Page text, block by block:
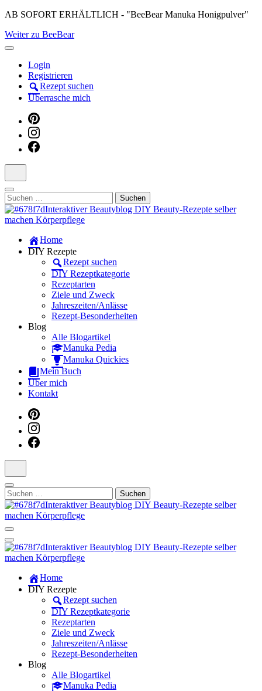
Skip
content
(Press
AB SOFORT ERHÄLTLICH - "BeeBear Manuka Honigpulver"
Weiter zu BeeBear
Login
Registrieren
Rezept suchen
Überrasche mich
Suchen
nach:
Manuka Magic – Natürlich schön:
Dein interaktiver DIY Beautyblog
Dein persönlicher interaktiver DIY Beautyblog
Home
DIY Rezepte
Rezept suchen
DIY Rezeptkategorie
Rezeptarten
Ziele und Zweck
Jahreszeiten/Anlässe
Rezept-Besonderheiten
Blog
Alle Blogartikel
Manuka Pedia
Manuka Quickies
Mein Buch
Über mich
Kontakt
Suchen
nach:
Manuka Magic – Natürlich schön:
Dein interaktiver DIY Beautyblog
Manuka Magic – Natürlich schön:
Dein interaktiver DIY Beautyblog
Dein persönlicher interaktiver DIY Beautyblog
Home
DIY Rezepte
Rezept suchen
DIY Rezeptkategorie
Rezeptarten
Ziele und Zweck
Jahreszeiten/Anlässe
Rezept-Besonderheiten
Blog
Alle Blogartikel
Manuka Pedia